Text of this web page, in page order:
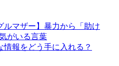
ルマザー】暴力から「助け
がいる言葉
情報をどう手に入れる？